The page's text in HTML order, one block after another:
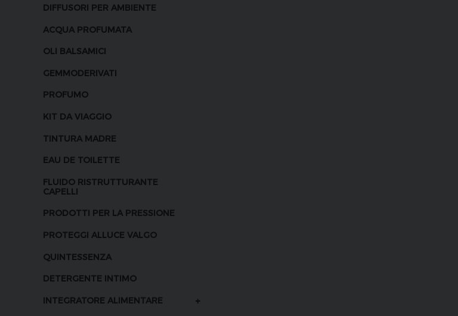
DIFFUSORI PER AMBIENTE
ACQUA PROFUMATA
OLI BALSAMICI
GEMMODERIVATI
PROFUMO
KIT DA VIAGGIO
TINTURA MADRE
EAU DE TOILETTE
FLUIDO RISTRUTTURANTE
CAPELLI
PRODOTTI PER LA PRESSIONE
PROTEGGI ALLUCE VALGO
QUINTESSENZA
DETERGENTE INTIMO
INTEGRATORE ALIMENTARE +